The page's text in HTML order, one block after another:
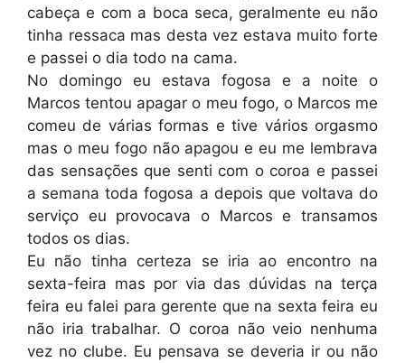
cabeça e com a boca seca, geralmente eu não
tinha ressaca mas desta vez estava muito forte
e passei o dia todo na cama.
No domingo eu estava fogosa e a noite o
Marcos tentou apagar o meu fogo, o Marcos me
comeu de várias formas e tive vários orgasmo
mas o meu fogo não apagou e eu me lembrava
das sensações que senti com o coroa e passei
a semana toda fogosa a depois que voltava do
serviço eu provocava o Marcos e transamos
todos os dias.
Eu não tinha certeza se iria ao encontro na
sexta-feira mas por via das dúvidas na terça
feira eu falei para gerente que na sexta feira eu
não iria trabalhar. O coroa não veio nenhuma
vez no clube. Eu pensava se deveria ir ou não